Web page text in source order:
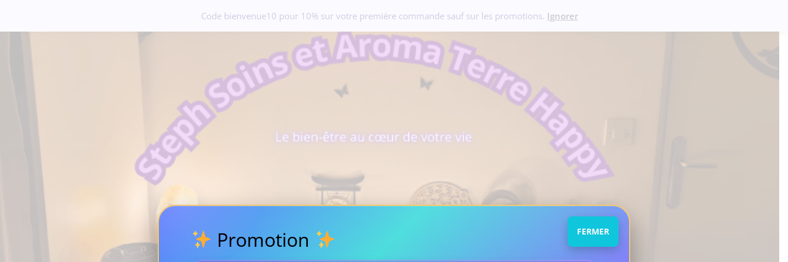
Code bienvenue10 pour 10% sur votre première commande sauf sur les promotions. Ignorer
Promotion FERMER